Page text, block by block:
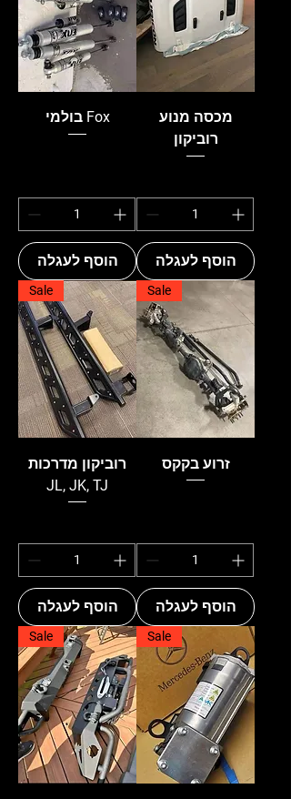
בולמי Fox
הוסף לעגלה
מכסה מנוע
רוביקון
הוסף לעגלה
Sale
רוביקון מדרכות
JL, JK, TJ
הוסף לעגלה
Sale
זרוע בקקס
הוסף לעגלה
Sale Sale